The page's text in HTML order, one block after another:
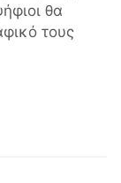
θα
τους